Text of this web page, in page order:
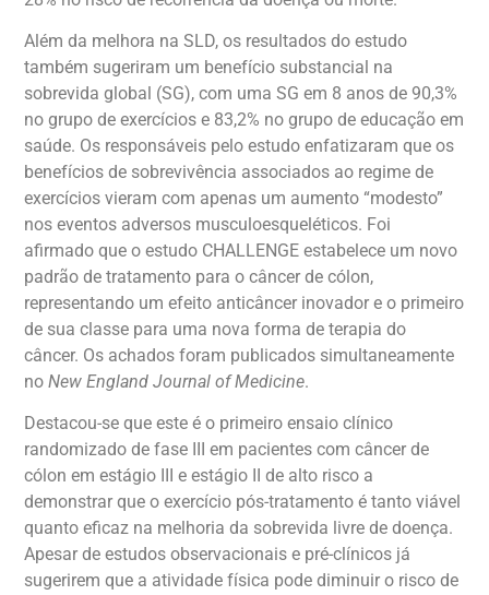
Além da melhora na SLD, os resultados do estudo
também sugeriram um benefício substancial na
sobrevida global (SG), com uma SG em 8 anos de 90,3%
no grupo de exercícios e 83,2% no grupo de educação em
saúde. Os responsáveis pelo estudo enfatizaram que os
benefícios de sobrevivência associados ao regime de
exercícios vieram com apenas um aumento “modesto”
nos eventos adversos musculoesqueléticos. Foi
afirmado que o estudo CHALLENGE estabelece um novo
padrão de tratamento para o câncer de cólon,
representando um efeito anticâncer inovador e o primeiro
de sua classe para uma nova forma de terapia do
câncer. Os achados foram publicados simultaneamente
noNew England Journal of Medicine.
Destacou-se que este é o primeiro ensaio clínico
randomizado de fase III em pacientes com câncer de
cólon em estágio III e estágio II de alto risco a
demonstrar que o exercício pós-tratamento é tanto viável
quanto eficaz na melhoria da sobrevida livre de doença.
Apesar de estudos observacionais e pré-clínicos já
sugerirem que a atividade física pode diminuir o risco de